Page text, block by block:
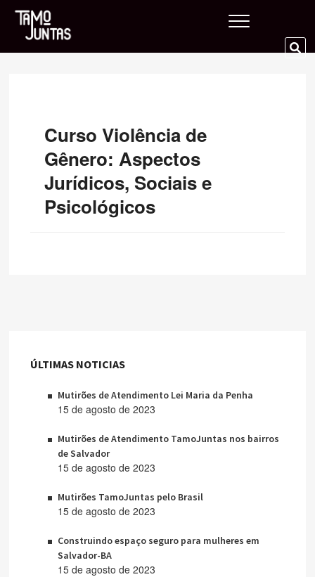
Skip
content
Curso Violência de
Gênero: Aspectos
Jurídicos, Sociais e
Psicológicos
ÚLTIMAS NOTICIAS
Mutirões de Atendimento Lei Maria da Penha
15 de agosto de 2023
Mutirões de Atendimento TamoJuntas nos bairros
de Salvador
15 de agosto de 2023
Mutirões TamoJuntas pelo Brasil
15 de agosto de 2023
Construindo espaço seguro para mulheres em
Salvador-BA
15 de agosto de 2023